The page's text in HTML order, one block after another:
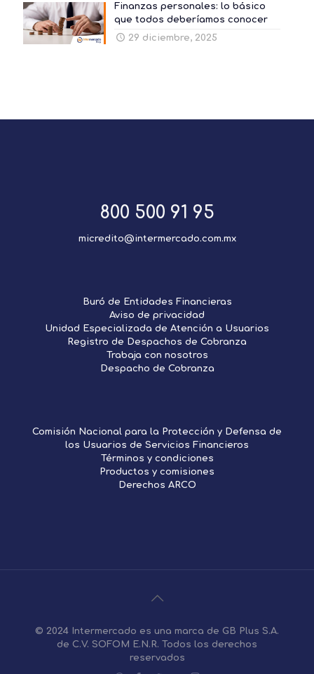
Finanzas personales: lo básico
que todos deberíamos conocer
29 diciembre, 2025
800 500 91 95
micredito@intermercado.com.mx
Buró de Entidades Financieras
Aviso de privacidad
Unidad Especializada de Atención a Usuarios
Registro de Despachos de Cobranza
Trabaja con nosotros
Despacho de Cobranza
Comisión Nacional para la Protección y Defensa de
los Usuarios de Servicios Financieros
Términos y condiciones
Productos y comisiones
Derechos ARCO
© 2024 Intermercado es una marca de GB Plus S.A.
de C.V. SOFOM E.N.R. Todos los derechos
reservados